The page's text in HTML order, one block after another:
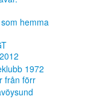
från förr